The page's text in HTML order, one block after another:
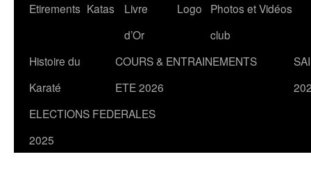
Etirements Katas
Livre
d’Or
Logo
Photos et Vidéos
club
Histoire du
Karaté
COURS & ENTRAINEMENTS
ETE 2026
ELECTIONS FEDERALES
2025